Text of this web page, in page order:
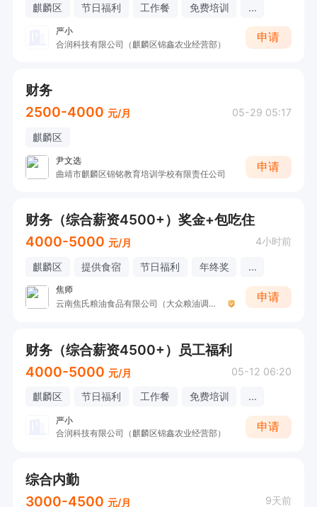
麒麟区 节日福利 工作餐 免费培训 ...
严小
合润科技有限公司（麒麟区锦鑫农业经营部）
申请
财务
2500-4000 元/月 05-29 05:17
麒麟区
尹文选
曲靖市麒麟区锦铭教育培训学校有限责任公司
申请
财务（综合薪资4500+）奖金+包吃住
4000-5000 元/月 4小时前
麒麟区 提供食宿 节日福利 年终奖 ...
焦师
云南焦氏粮油食品有限公司（大众粮油调料配送中心）
申请
财务（综合薪资4500+）员工福利
4000-5000 元/月 05-12 06:20
麒麟区 节日福利 工作餐 免费培训 ...
严小
合润科技有限公司（麒麟区锦鑫农业经营部）
申请
综合内勤
3000-4500 元/月 9天前